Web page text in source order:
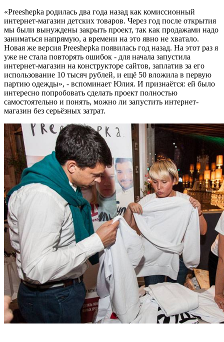
«Preeshepka родилась два года назад как комиссионный
интернет-магазин детских товаров. Через год после открытия
мы были вынуждены закрыть проект, так как продажами надо
заниматься напрямую, а времени на это явно не хватало.
Новая же версия Preeshepka появилась год назад. На этот раз я
уже не стала повторять ошибок - для начала запустила
интернет-магазин на конструкторе сайтов, заплатив за его
использование 10 тысяч рублей, и ещё 50 вложила в первую
партию одежды», - вспоминает Юлия. И признаётся: ей было
интересно попробовать сделать проект полностью
самостоятельно и понять, можно ли запустить интернет-
магазин без серьёзных затрат.